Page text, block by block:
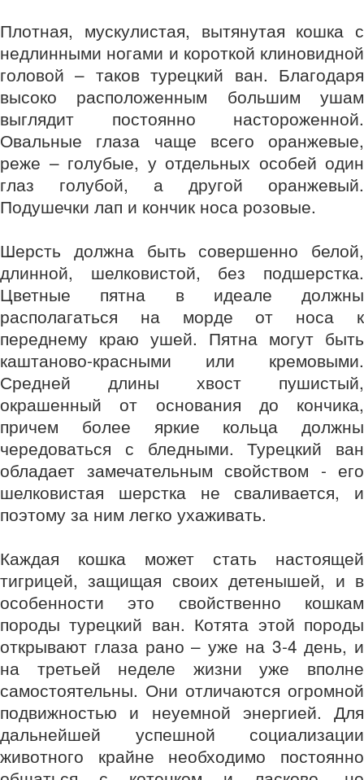
Плотная, мускулистая, вытянутая кошка с
недлинными ногами и короткой клиновидной
головой – таков турецкий ван. Благодаря
высоко расположенным большим ушам
выглядит постоянно настороженной.
Овальные глаза чаще всего оранжевые,
реже – голубые, у отдельных особей один
глаз голубой, а другой оранжевый.
Подушечки лап и кончик носа розовые.
Шерсть должна быть совершенно белой,
длинной, шелковистой, без подшерстка.
Цветные пятна в идеале должны
располагаться на морде от носа к
переднему краю ушей. Пятна могут быть
каштаново-красными или кремовыми.
Средней длины хвост пушистый,
окрашенный от основания до кончика,
причем более яркие кольца должны
чередоваться с бледными. Турецкий ван
обладает замечательным свойством - его
шелковистая шерстка не сваливается, и
поэтому за ним легко ухаживать.
Каждая кошка может стать настоящей
тигрицей, защищая своих детенышей, и в
особенности это свойственно кошкам
породы турецкий ван. Котята этой породы
открывают глаза рано – уже на 3-4 день, и
на третьей неделе жизни уже вполне
самостоятельны. Они отличаются огромной
подвижностью и неуемной энергией. Для
дальнейшей успешной социализации
животного крайне необходимо постоянно